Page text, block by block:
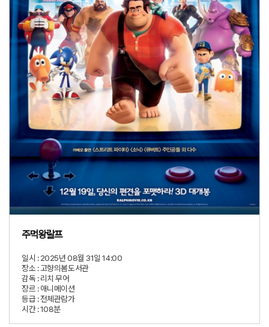
주먹왕랄프
일시 :2025년 08월 31일 14:00
장소 :고향의봄도서관
감독 :리치 무어
장르 :애니메이션
등급 :전체관람가
시간 :108분